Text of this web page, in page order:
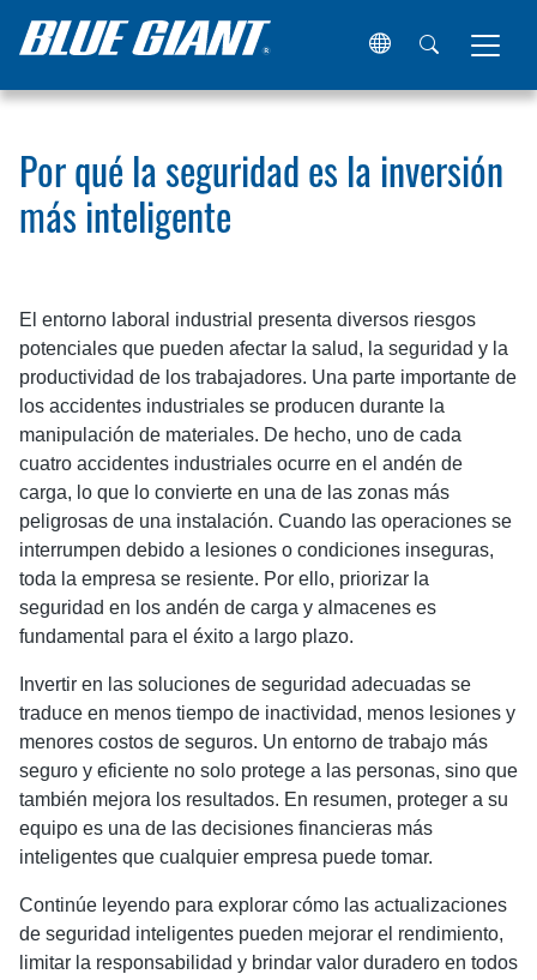
Hogar Recursos Artículos Por qué la seguridad es la
Por qué la seguridad es la inversión
más inteligente
El entorno laboral industrial presenta diversos riesgos
potenciales que pueden afectar la salud, la seguridad y la
productividad de los trabajadores. Una parte importante de
los accidentes industriales se producen durante la
manipulación de materiales. De hecho, uno de cada
cuatro accidentes industriales ocurre en el andén de
carga, lo que lo convierte en una de las zonas más
peligrosas de una instalación. Cuando las operaciones se
interrumpen debido a lesiones o condiciones inseguras,
toda la empresa se resiente. Por ello, priorizar la
seguridad en los andén de carga y almacenes es
fundamental para el éxito a largo plazo.
Invertir en las soluciones de seguridad adecuadas se
traduce en menos tiempo de inactividad, menos lesiones y
menores costos de seguros. Un entorno de trabajo más
seguro y eficiente no solo protege a las personas, sino que
también mejora los resultados. En resumen, proteger a su
equipo es una de las decisiones financieras más
inteligentes que cualquier empresa puede tomar.
Continúe leyendo para explorar cómo las actualizaciones
de seguridad inteligentes pueden mejorar el rendimiento,
limitar la responsabilidad y brindar valor duradero en todos